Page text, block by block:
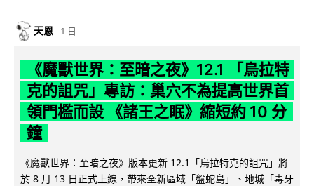
天恩 1 日
《魔獸世界：至暗之夜》12.1 「烏拉特
克的詛咒」專訪：巢穴不為提高世界首
領門檻而設 《諸王之眠》縮短約 10 分
鐘
《魔獸世界：至暗之夜》版本更新 12.1「烏拉特克的詛咒」將
於 8 月 13 日正式上線，帶來全新區域「盤蛇島」、地城「毒牙